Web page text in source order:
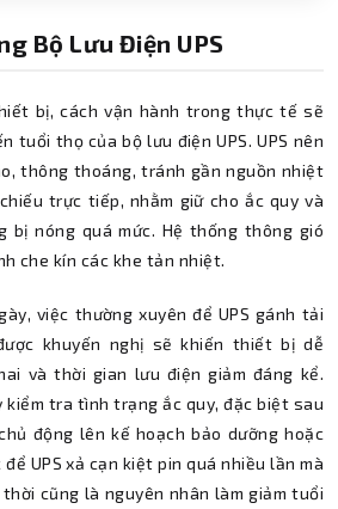
Bộ Lưu Điện UPS
bị, cách vận hành trong thực tế sẽ
tuổi thọ của bộ lưu điện UPS. UPS nên
thông thoáng, tránh gần nguồn nhiệt
trực tiếp, nhằm giữ cho ắc quy và
bị nóng quá mức. Hệ thống thông gió
che kín các khe tản nhiệt.
việc thường xuyên để UPS gánh tải
khuyến nghị sẽ khiến thiết bị dễ
và thời gian lưu điện giảm đáng kể.
kiểm tra tình trạng ắc quy, đặc biệt sau
động lên kế hoạch bảo dưỡng hoặc
UPS xả cạn kiệt pin quá nhiều lần mà
cũng là nguyên nhân làm giảm tuổi